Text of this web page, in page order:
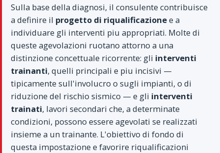
Sulla base della diagnosi, il consulente contribuisce
a definire il progetto di riqualificazionee a
individuare gli interventi piu appropriati. Molte di
queste agevolazioni ruotano attorno a una
distinzione concettuale ricorrente: gli interventi
trainanti, quelli principali e piu incisivi —
tipicamente sull'involucro o sugli impianti, o di
riduzione del rischio sismico — e gli interventi
trainati, lavori secondari che, a determinate
condizioni, possono essere agevolati se realizzati
insieme a un trainante. L'obiettivo di fondo di
questa impostazione e favorire riqualificazioni